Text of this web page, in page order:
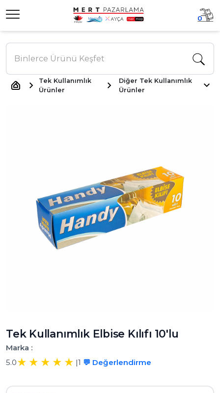
0
Tek Kullanımlık
Ürünler
Diğer Tek Kullanımlık
Ürünler
Tek Kullanımlık Elbise Kılıfı 10'lu
Marka :
5.0
|1 💬 Değerlendirme